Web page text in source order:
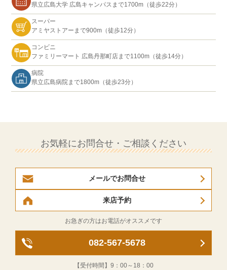
県立広島大学 広島キャンパスまで1700m（徒歩22分）
スーパー
アミヤストアーまで900m（徒歩12分）
コンビニ
ファミリーマート 広島丹那町店まで1100m（徒歩14分）
病院
県立広島病院まで1800m（徒歩23分）
お気軽にお問合せ・ご相談ください
メールでお問合せ
来店予約
お急ぎの方はお電話がオススメです
082-567-5678
【受付時間】 9：00～18：00